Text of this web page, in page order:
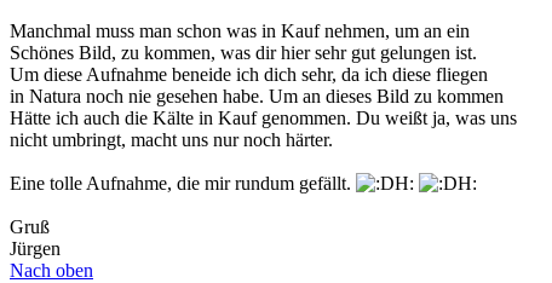
Manchmal muss man schon was in Kauf nehmen, um an ein
Schönes Bild, zu kommen, was dir hier sehr gut gelungen ist.
Um diese Aufnahme beneide ich dich sehr, da ich diese fliegen
in Natura noch nie gesehen habe. Um an dieses Bild zu kommen
Hätte ich auch die Kälte in Kauf genommen. Du weißt ja, was uns
nicht umbringt, macht uns nur noch härter.
Eine tolle Aufnahme, die mir rundum gefällt.
Gruß
Jürgen
Nach oben